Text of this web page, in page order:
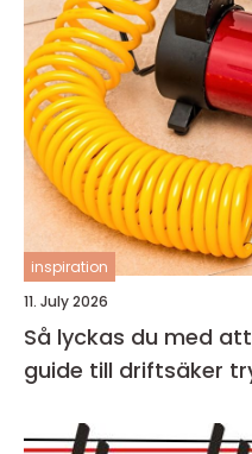
inspiration
11. July 2026
Så lyckas du med
guide till driftsäker